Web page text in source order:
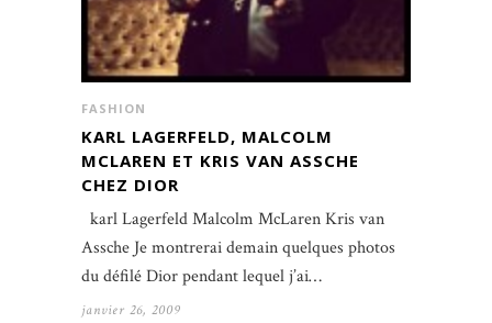
FASHION
KARL LAGERFELD, MALCOLM
MCLAREN ET KRIS VAN ASSCHE
CHEZ DIOR
karl Lagerfeld Malcolm McLaren Kris van
Assche Je montrerai demain quelques photos
du défilé Dior pendant lequel j’ai…
janvier 26, 2009